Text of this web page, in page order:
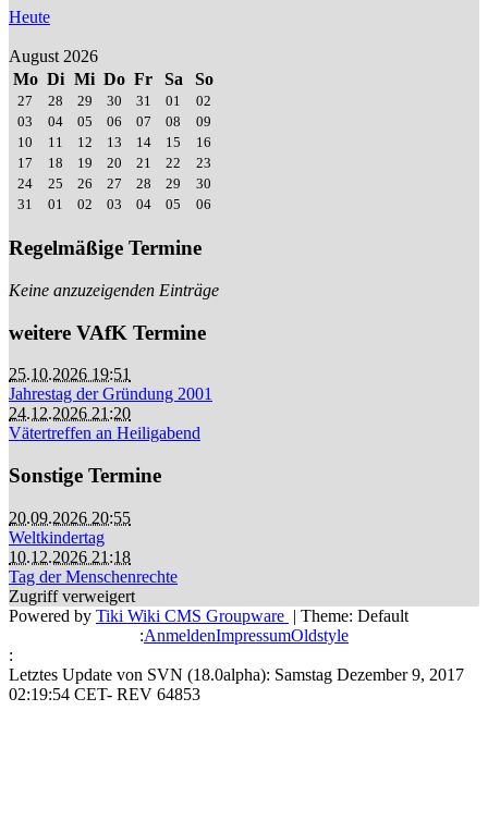
Heute
August 2026
Mo Di Mi Do Fr Sa So
27 28 29 30 31 01
02
03
04 05 06 07 08
09
10
11 12 13 14 15
16
17
18 19 20 21 22
23
24
25 26 27 28 29
30
31
01 02 03 04 05 06
Regelmäßige Termine
Keine anzuzeigenden Einträge
weitere VAfK Termine
25.10.2026 19:51
Jahrestag der Gründung 2001
24.12.2026 21:20
Vätertreffen an Heiligabend
Sonstige Termine
20.09.2026 20:55
Weltkindertag
10.12.2026 21:18
Tag der Menschenrechte
Zugriff verweigert
Powered by Tiki Wiki CMS Groupware | Theme: Default
:AnmeldenImpressumOldstyle
:
Letztes Update von SVN (18.0alpha): Samstag Dezember 9, 2017
02:19:54 CET- REV 64853